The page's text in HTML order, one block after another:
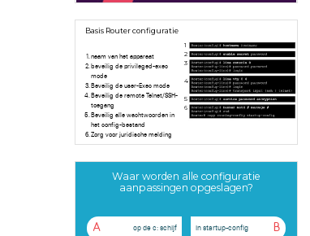
Basis Router configuratie
naam van het apparaat
beveilig de privileged-exec
mode
Beveilig de user-Exec mode
Beveilig de remote Telnet/SSH-
toegang
Beveilig alle wachtwoorden in
het config-bestand
Zorg voor juridische melding
1
2
3
4
5
6
Waar worden alle configuratie
aanpassingen opgeslagen?
A op de c: schijf B
in startup-config